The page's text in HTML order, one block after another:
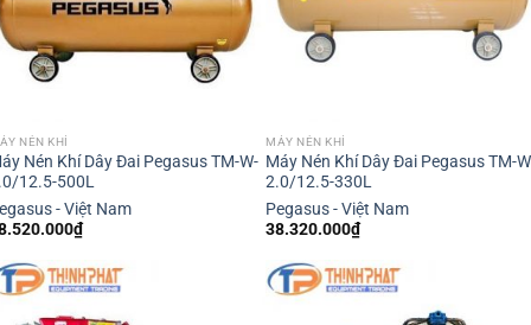
NÉN KHÍ
Nén Khí Dây Đai Pegasus TM-W-
12.5-500L
- Việt Nam
₫
MÁY NÉN KHÍ
Máy Nén Khí Dây Đai Pegasus TM-
2.0/12.5-330L
Pegasus - Việt Nam
38.320.000₫